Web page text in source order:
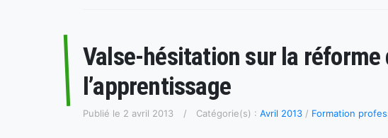
Valse-hésitation sur la
l’apprentissage
Publié le 2 avril 2013 Catégorie(s) : Avril 2013 / Formation